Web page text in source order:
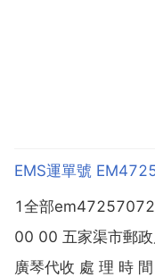
EMS運單號
1全部
00 00 五家渠市郵
廣琴代收 處 理 時